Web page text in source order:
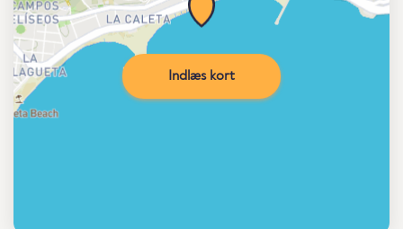
Indlæs kort